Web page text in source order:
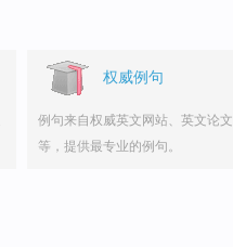
权威例句
例句来自权威英文网站、英文论文
等，提供最专业的例句。